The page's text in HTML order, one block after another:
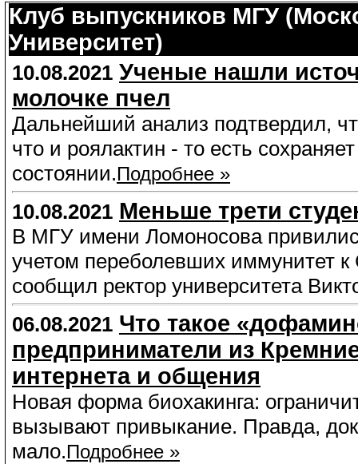
Клуб выпускников МГУ
Университет)
10.08.2021 Ученые нашли
молочке пчел
Дальнейший анализ подтвердил,
что и роялактин - то есть
состоянии.Подробнее »
10.08.2021 Меньше трети
В МГУ имени Ломоносова
учетом переболевших иммунитет
сообщил ректор университета
06.08.2021 Что такое
предприниматели из
интернета и общения
Новая форма биохакинга:
вызывают привыкание. Правда,
мало.Подробнее »